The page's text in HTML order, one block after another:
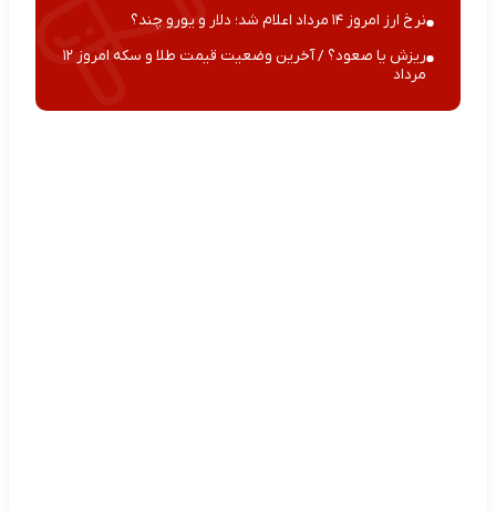
نرخ ارز امروز ۱۴ مرداد اعلام شد؛ دلار و یورو چند؟
ریزش یا صعود؟ / آخرین وضعیت قیمت طلا و سکه امروز ۱۲
مرداد